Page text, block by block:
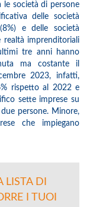
le società di persone
delle società
e delle società
realtà imprenditoriali
tre anni hanno
ma costante il
2023, infatti,
rispetto al 2022 e
sette imprese su
persone. Minore,
che impiegano
LISTA DI
I TUOI